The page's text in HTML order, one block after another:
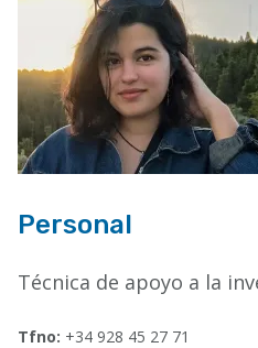
Personal
Técnica de apoyo a la
Tfno: +34 928 45 27 71